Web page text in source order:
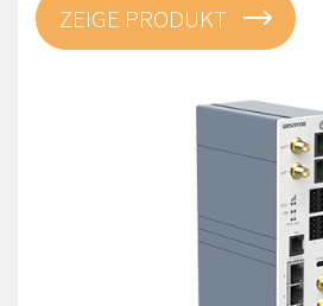
ZEIGE PRODUKT